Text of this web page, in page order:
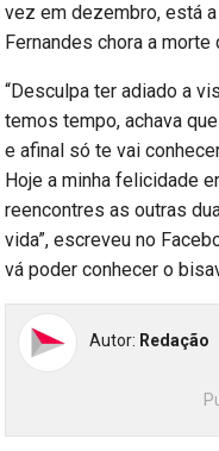
vez em dezembro, está
Fernandes chora a morte
“Desculpa ter adiado a
temos tempo, achava
e afinal só te vai
Hoje a minha felicidade
reencontres as outras
vida”, escreveu no
vá poder conhecer o
Autor: Redação